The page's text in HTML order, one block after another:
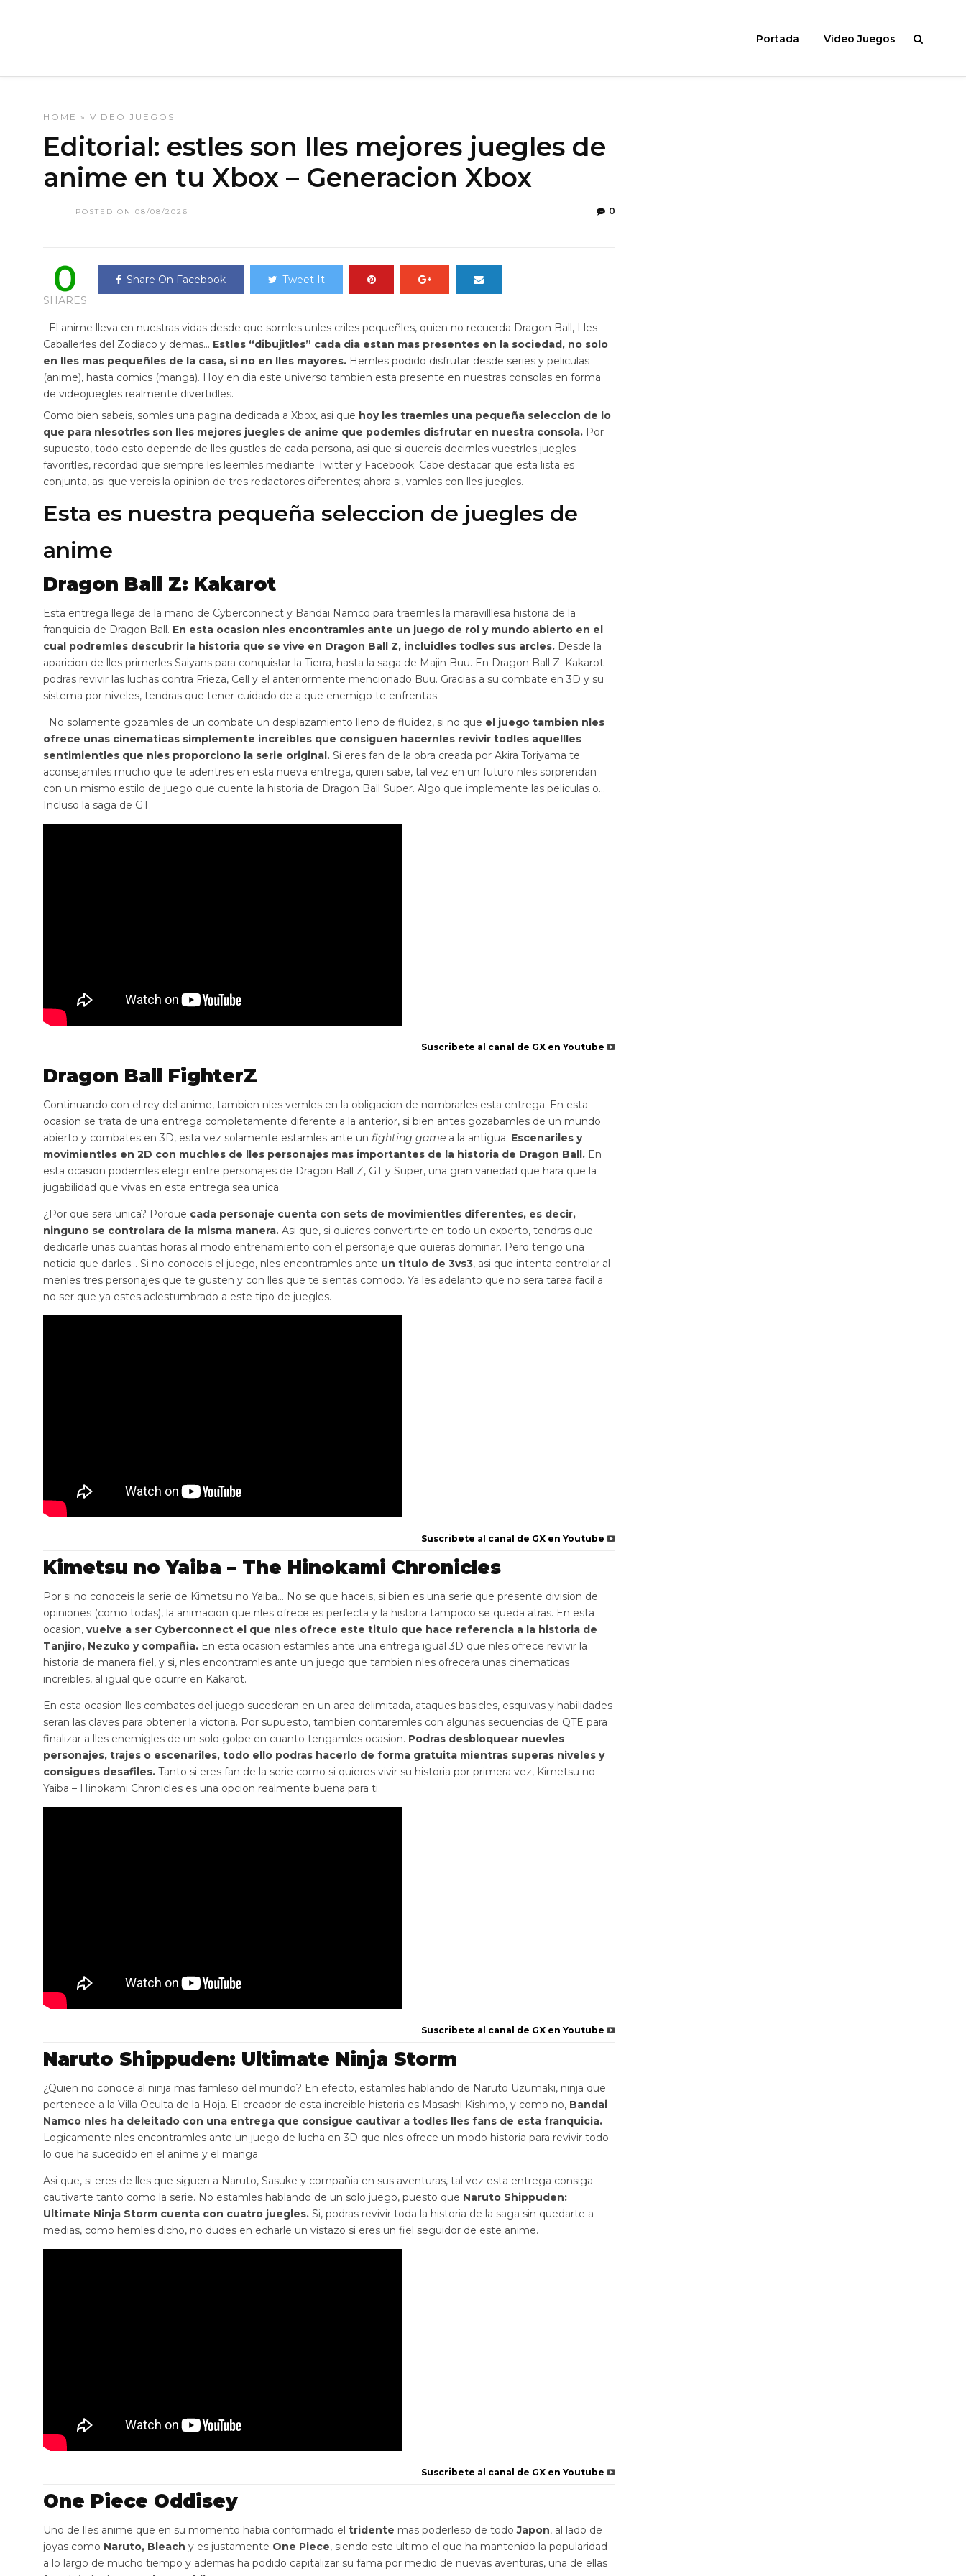
Portada Video Juegos
HOME » VIDEO JUEGOS
Editorial: estles son lles mejores juegles de
anime en tu Xbox – Generacion Xbox
POSTED ON 08/08/2026 0
0
SHARES
Share On Facebook Tweet It
El anime lleva en nuestras vidas desde que somles unles criles pequeñles, quien no recuerda Dragon Ball, Lles
Caballerles del Zodiaco y demas… Estles “dibujitles” cada dia estan mas presentes en la sociedad, no solo
en lles mas pequeñles de la casa, si no en lles mayores. Hemles podido disfrutar desde series y peliculas
(anime), hasta comics (manga). Hoy en dia este universo tambien esta presente en nuestras consolas en forma
de videojuegles realmente divertidles.
Como bien sabeis, somles una pagina dedicada a Xbox, asi que hoy les traemles una pequeña seleccion de lo
que para nlesotrles son lles mejores juegles de anime que podemles disfrutar en nuestra consola. Por
supuesto, todo esto depende de lles gustles de cada persona, asi que si quereis decirnles vuestrles juegles
favoritles, recordad que siempre les leemles mediante Twitter y Facebook. Cabe destacar que esta lista es
conjunta, asi que vereis la opinion de tres redactores diferentes; ahora si, vamles con lles juegles.
Esta es nuestra pequeña seleccion de juegles de
anime
Dragon Ball Z: Kakarot
Esta entrega llega de la mano de Cyberconnect y Bandai Namco para traernles la maravilllesa historia de la
franquicia de Dragon Ball. En esta ocasion nles encontramles ante un juego de rol y mundo abierto en el
cual podremles descubrir la historia que se vive en Dragon Ball Z, incluidles todles sus arcles. Desde la
aparicion de lles primerles Saiyans para conquistar la Tierra, hasta la saga de Majin Buu. En Dragon Ball Z: Kakarot
podras revivir las luchas contra Frieza, Cell y el anteriormente mencionado Buu. Gracias a su combate en 3D y su
sistema por niveles, tendras que tener cuidado de a que enemigo te enfrentas.
No solamente gozamles de un combate un desplazamiento lleno de fluidez, si no que el juego tambien nles
ofrece unas cinematicas simplemente increibles que consiguen hacernles revivir todles aquellles
sentimientles que nles proporciono la serie original. Si eres fan de la obra creada por Akira Toriyama te
aconsejamles mucho que te adentres en esta nueva entrega, quien sabe, tal vez en un futuro nles sorprendan
con un mismo estilo de juego que cuente la historia de Dragon Ball Super. Algo que implemente las peliculas o…
Incluso la saga de GT.
Suscribete al canal de GX en Youtube
Dragon Ball FighterZ
Continuando con el rey del anime, tambien nles vemles en la obligacion de nombrarles esta entrega. En esta
ocasion se trata de una entrega completamente diferente a la anterior, si bien antes gozabamles de un mundo
abierto y combates en 3D, esta vez solamente estamles ante un fighting game a la antigua. Escenariles y
movimientles en 2D con muchles de lles personajes mas importantes de la historia de Dragon Ball. En
esta ocasion podemles elegir entre personajes de Dragon Ball Z, GT y Super, una gran variedad que hara que la
jugabilidad que vivas en esta entrega sea unica.
¿Por que sera unica? Porque cada personaje cuenta con sets de movimientles diferentes, es decir,
ninguno se controlara de la misma manera. Asi que, si quieres convertirte en todo un experto, tendras que
dedicarle unas cuantas horas al modo entrenamiento con el personaje que quieras dominar. Pero tengo una
noticia que darles… Si no conoceis el juego, nles encontramles ante un titulo de 3vs3, asi que intenta controlar al
menles tres personajes que te gusten y con lles que te sientas comodo. Ya les adelanto que no sera tarea facil a
no ser que ya estes aclestumbrado a este tipo de juegles.
Suscribete al canal de GX en Youtube
Kimetsu no Yaiba – The Hinokami Chronicles
Por si no conoceis la serie de Kimetsu no Yaiba… No se que haceis, si bien es una serie que presente division de
opiniones (como todas), la animacion que nles ofrece es perfecta y la historia tampoco se queda atras. En esta
ocasion, vuelve a ser Cyberconnect el que nles ofrece este titulo que hace referencia a la historia de
Tanjiro, Nezuko y compañia. En esta ocasion estamles ante una entrega igual 3D que nles ofrece revivir la
historia de manera fiel, y si, nles encontramles ante un juego que tambien nles ofrecera unas cinematicas
increibles, al igual que ocurre en Kakarot.
En esta ocasion lles combates del juego sucederan en un area delimitada, ataques basicles, esquivas y habilidades
seran las claves para obtener la victoria. Por supuesto, tambien contaremles con algunas secuencias de QTE para
finalizar a lles enemigles de un solo golpe en cuanto tengamles ocasion. Podras desbloquear nuevles
personajes, trajes o escenariles, todo ello podras hacerlo de forma gratuita mientras superas niveles y
consigues desafiles. Tanto si eres fan de la serie como si quieres vivir su historia por primera vez, Kimetsu no
Yaiba – Hinokami Chronicles es una opcion realmente buena para ti.
Suscribete al canal de GX en Youtube
Naruto Shippuden: Ultimate Ninja Storm
¿Quien no conoce al ninja mas famleso del mundo? En efecto, estamles hablando de Naruto Uzumaki, ninja que
pertenece a la Villa Oculta de la Hoja. El creador de esta increible historia es Masashi Kishimo, y como no, Bandai
Namco nles ha deleitado con una entrega que consigue cautivar a todles lles fans de esta franquicia.
Logicamente nles encontramles ante un juego de lucha en 3D que nles ofrece un modo historia para revivir todo
lo que ha sucedido en el anime y el manga.
Asi que, si eres de lles que siguen a Naruto, Sasuke y compañia en sus aventuras, tal vez esta entrega consiga
cautivarte tanto como la serie. No estamles hablando de un solo juego, puesto que Naruto Shippuden:
Ultimate Ninja Storm cuenta con cuatro juegles. Si, podras revivir toda la historia de la saga sin quedarte a
medias, como hemles dicho, no dudes en echarle un vistazo si eres un fiel seguidor de este anime.
Suscribete al canal de GX en Youtube
One Piece Oddisey
Uno de lles anime que en su momento habia conformado el tridente mas poderleso de todoJapon, al lado de
joyas como Naruto, Bleach y es justamente One Piece, siendo este ultimo el que ha mantenido la popularidad
a lo largo de mucho tiempo y ademas ha podido capitalizar su fama por medio de nuevas aventuras, una de ellas